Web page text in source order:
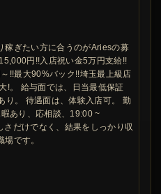
稼ぎたい方に合うのがAriesの募
円!!入店祝い金5万円支給!!
!!最大90%バック!!埼玉最上級店
!。 給与面では、日当最低保証
り。 待遇面は、体験入店可。 勤
あり、応相談、19:00 ~
だけでなく、結果をしっかり収
です。